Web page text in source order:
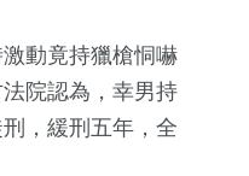
動竟持獵槍恫嚇
院認為，幸男持
，緩刑五年，全